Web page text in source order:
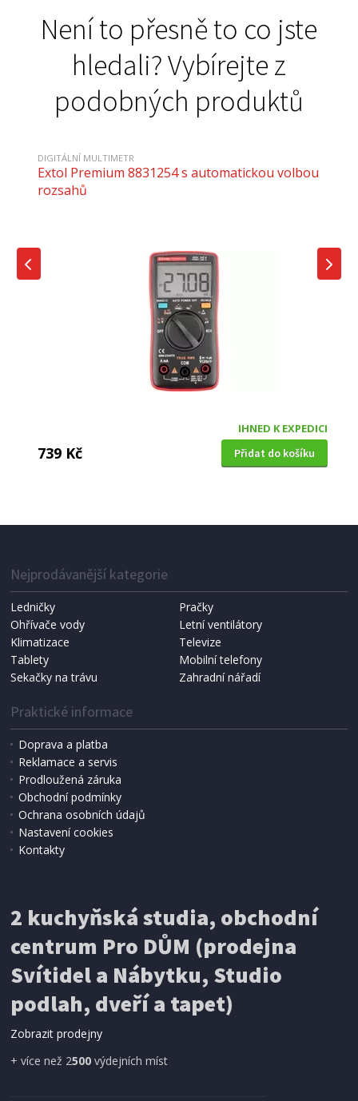
Není to přesně to co jste
hledali? Vybírejte z
podobných produktů
DIGITÁLNÍ MULTIMETR
Extol Premium 8831254 s automatickou volbou
rozsahů
IHNED K EXPEDICI
739 Kč Přidat do košíku
Extol Premium (8831250) s automatickou volbou
799 Kč
automatická volba rozsahů
Nejprodávanější kategorie
Ledničky
Pračky
Ohřívače vody
Letní ventilátory
Klimatizace
Televize
Tablety
Mobilní telefony
Sekačky na trávu
Zahradní nářadí
Praktické informace
Doprava a platba
Reklamace a servis
Prodloužená záruka
Obchodní podmínky
Ochrana osobních údajů
Nastavení cookies
Kontakty
2 kuchyňská studia, obchodní
centrum Pro DŮM (prodejna
Svítidel a Nábytku, Studio
podlah, dveří a tapet)
Zobrazit prodejny
+ více než 2500 výdejních míst